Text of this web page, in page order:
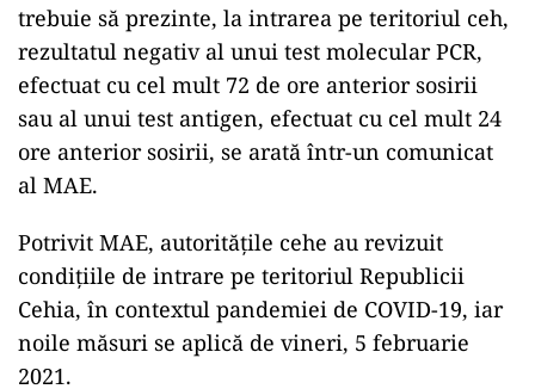
trebuie să prezinte, la intrarea pe teritoriul ceh,
rezultatul negativ al unui test molecular PCR,
efectuat cu cel mult 72 de ore anterior sosirii
sau al unui test antigen, efectuat cu cel mult 24
ore anterior sosirii, se arată într-un comunicat
al MAE.
Potrivit MAE, autorităţile cehe au revizuit
condiţiile de intrare pe teritoriul Republicii
Cehia, în contextul pandemiei de COVID-19, iar
noile măsuri se aplică de vineri, 5 februarie
2021.